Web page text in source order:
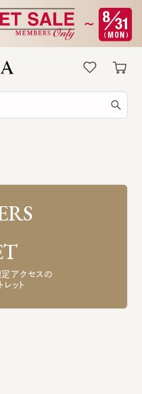
アクセスの
ット